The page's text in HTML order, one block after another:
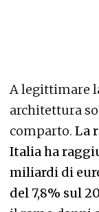
A legittimare
architettura
comparto. La
Italia ha
miliardi di
del 7,8% sul